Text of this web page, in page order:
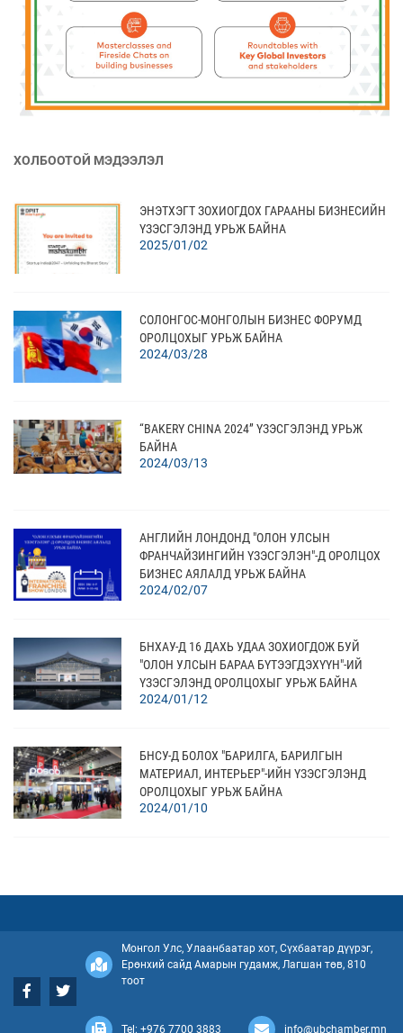
ХОЛБООТОЙ МЭДЭЭЛЭЛ
ЭНЭТХЭГТ ЗОХИОГДОХ ГАРААНЫ БИЗНЕСИЙН
ҮЗЭСГЭЛЭНД УРЬЖ БАЙНА
2025/01/02
СОЛОНГОС-МОНГОЛЫН БИЗНЕС ФОРУМД
ОРОЛЦОХЫГ УРЬЖ БАЙНА
2024/03/28
“BAKERY CHINA 2024” ҮЗЭСГЭЛЭНД УРЬЖ
БАЙНА
2024/03/13
АНГЛИЙН ЛОНДОНД "ОЛОН УЛСЫН
ФРАНЧАЙЗИНГИЙН ҮЗЭСГЭЛЭН"-Д ОРОЛЦОХ
БИЗНЕС АЯЛАЛД УРЬЖ БАЙНА
2024/02/07
БНХАУ-Д 16 ДАХЬ УДАА ЗОХИОГДОЖ БУЙ
"ОЛОН УЛСЫН БАРАА БҮТЭЭГДЭХҮҮН"-ИЙ
ҮЗЭСГЭЛЭНД ОРОЛЦОХЫГ УРЬЖ БАЙНА
2024/01/12
БНСУ-Д БОЛОХ "БАРИЛГА, БАРИЛГЫН
МАТЕРИАЛ, ИНТЕРЬЕР"-ИЙН ҮЗЭСГЭЛЭНД
ОРОЛЦОХЫГ УРЬЖ БАЙНА
2024/01/10
2023/12/11
НЭХМЭЛИЙН ХАМГИЙН ТОМ ҮЗЭСГЭЛЭНД
Монгол Улс, Улаанбаатар хот, Сүхбаатар дүүрэг,
Ерөнхий сайд Амарын гудамж, Лагшан төв, 810
тоот
Tel: +976 7700 3883 info@ubchamber.mn